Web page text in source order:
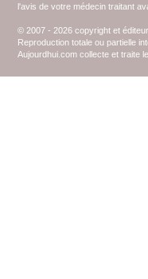
l'avis de votre médecin traitant
© 2007 - 2026 copyright et
Reproduction totale ou partielle
Aujourdhui.com collecte et traite